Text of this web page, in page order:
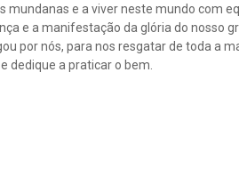
mundanas e a viver neste mundo com
e a manifestação da glória do nosso
por nós, para nos resgatar de toda a
dedique a praticar o bem.